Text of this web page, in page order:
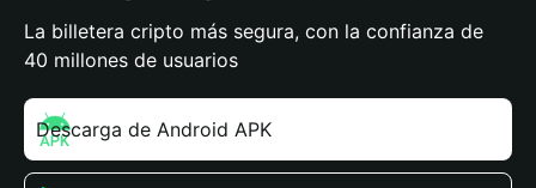
La billetera cripto más segura, con la confianza de
40 millones de usuarios
Descarga de Android APK